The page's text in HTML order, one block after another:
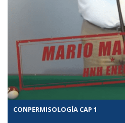
CONPERMISOLOGÍA CAP 1